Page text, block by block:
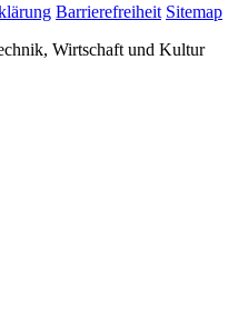
Barrierefreiheit Sitemap
Wirtschaft und Kultur